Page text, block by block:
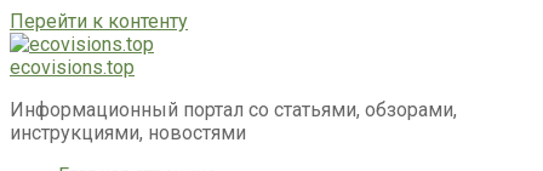
Перейти к контенту
ecovisions.top
Информационный портал со статьями, обзорами,
инструкциями, новостями